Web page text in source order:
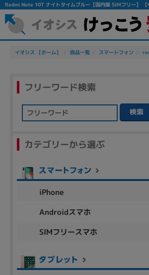
Redmi Note 10T ナイトタイムブルー【国内版 SIMフリー】 【
イオシス 【ホーム】 商品一覧 スマートフォン
フリーワード検索
検索
カテゴリーから選ぶ
iPhone
Androidスマホ
SIMフリースマホ
除外ワード
人気の検索ワード：Let's note EliteBook
商品シリーズ名・ブランド名の絞り込み。
aspire Inspiron